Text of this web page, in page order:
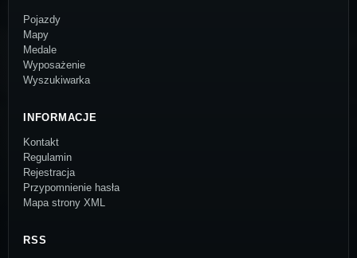
Pojazdy
Mapy
Medale
Wyposażenie
Wyszukiwarka
INFORMACJE
Kontakt
Regulamin
Rejestracja
Przypomnienie hasła
Mapa strony XML
RSS